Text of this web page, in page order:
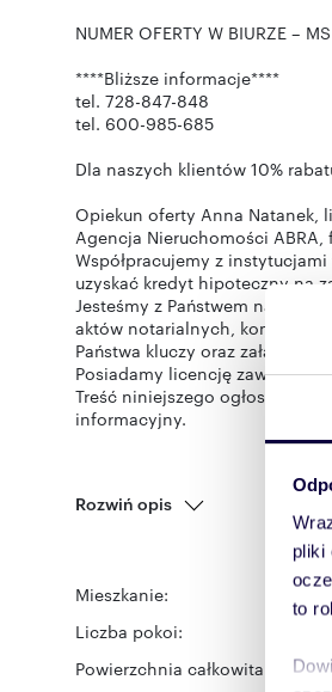
pliki
to
NUMER OFERTY W BIURZE –
****Bliższe informacje****
tel. 728-847-848
tel. 600-985-685
Dla naszych klientów 10%
Opiekun oferty Anna Natanek,
Agencja Nieruchomości
Współpracujemy z
uzyskać kredyt hipoteczny na
Jesteśmy z Państwem na
aktów notarialnych,
Państwa kluczy oraz
Posiadamy licencję zawodową
Treść niniejszego ogłoszenia
informacyjny.
Rozwiń opis
Mieszkanie:
Liczba pokoi:
Powierzchnia całkowita: